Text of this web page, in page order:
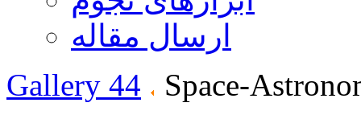
ارسال مقاله
Gallery 44
Space-